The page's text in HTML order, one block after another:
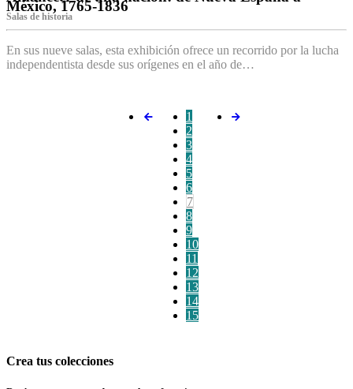
México, 1765-1836
Salas de historia
En sus nueve salas, esta exhibición ofrece un recorrido por la lucha
independentista desde sus orígenes en el año de…
1
2
3
4
5
6
7
8
9
10
11
12
13
14
15
Crea tus colecciones